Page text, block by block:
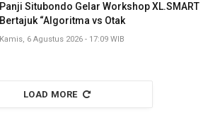
Panji Situbondo Gelar Workshop XL.SMART
Bertajuk “Algoritma vs Otak
Kamis, 6 Agustus 2026 - 17:09 WIB
LOAD MORE